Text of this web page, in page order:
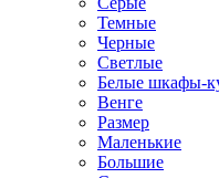
Темные
Черные
Светлые
Белые шкафы-
Венге
Размер
Маленькие
Большие